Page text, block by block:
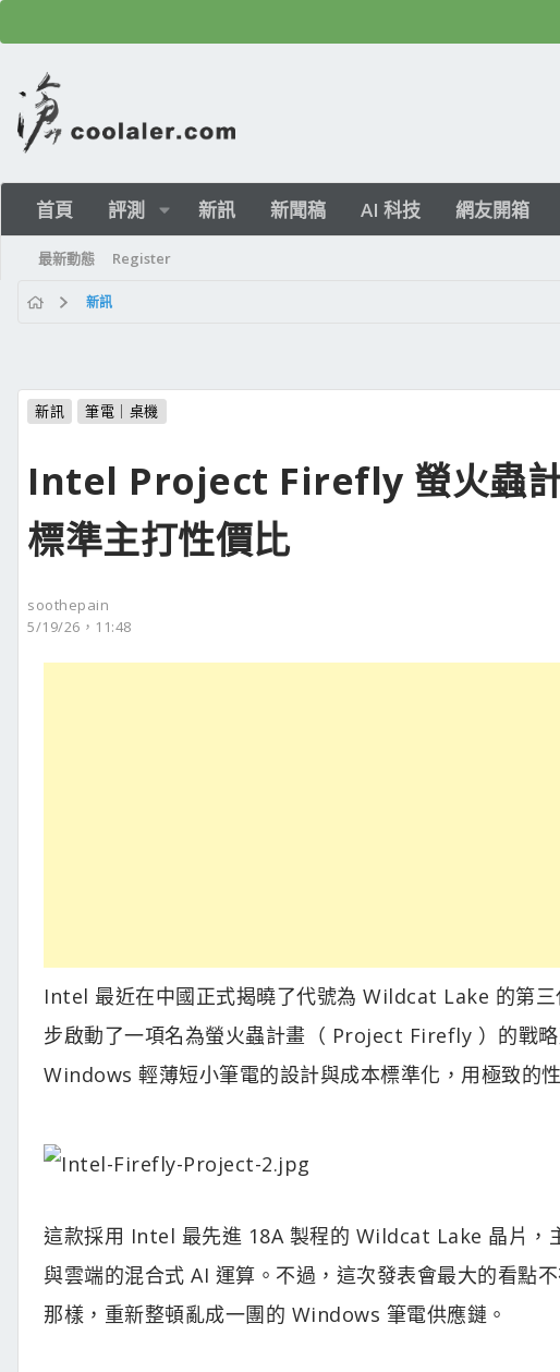
首頁 評測 新訊 新聞稿 AI 科技 網友開箱
最新動態 Register
新訊
新訊 筆電｜桌機
Intel Project Firefly 螢火蟲
標準主打性價比
soothepain
5/19/26，11:48
Intel 最近在中國正式揭曉了代號為 Wildcat Lake 的第
步啟動了一項名為螢火蟲計畫（ Project Firefly ）的戰
Windows 輕薄短小筆電的設計與成本標準化，用極致的
這款採用 Intel 最先進 18A 製程的 Wildcat Lake 晶片，
與雲端的混合式 AI 運算。不過，這次發表會最大的看
那樣，重新整頓亂成一團的 Windows 筆電供應鏈。